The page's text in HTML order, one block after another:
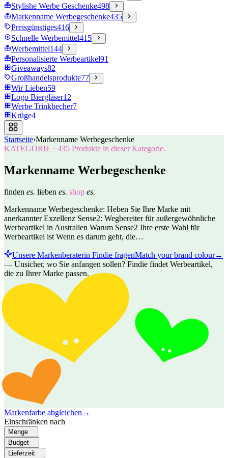
Stylishe Werbe Geschenke498
Markenname Werbegeschenke435
Preisgünstiges416
Schnelle Werbemittel415
Werbemittel144
Personalisierte Werbeartikel91
Giveaways82
Großhandelsprodukte77
Wir Lieben59
Logo Biergläser12
Werbe Trinkbecher7
Krüge4
Startseite›Markenname Werbegeschenke
KATEGORIE · 435 Produkte in dieser Kategorie.
Markenname Werbegeschenke
finden es. lieben es. shop es.
Markenname Werbegeschenke: Heben Sie Ihre Marke mit
anerkannter Exzellenz Sense2: Wegbereiter für außergewöhnliche
Werbeartikel in Australien Warum Sense2 Ihre erste Wahl für
Werbeartikel ist Wenn es darum geht, die…
Unsere Markenberaterin Findie fragenMatch your brand colour→
— Unsicher, wo Sie anfangen sollen? Findie findet Werbeartikel,
die zu Ihrer Marke passen.
Markenfarbe abgleichen →
Einschränken nach
Menge
Budget
Lieferzeit